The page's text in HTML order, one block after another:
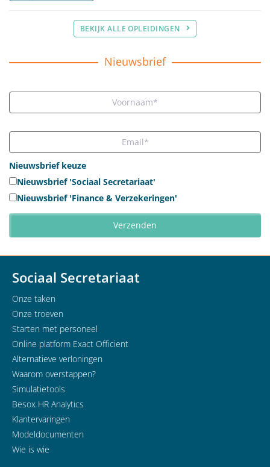
BEKIJK ALLE OPLEIDINGEN
Nieuwsbrief
Nieuwsbrief keuze
Nieuwsbrief 'Sociaal Secretariaat'
Nieuwsbrief 'Finance & Verzekeringen'
Sociaal Secretariaat
Onze taken
Onze troeven
Starten met personeel
Online platform Exact Officient
Alternatieve verloningen
Waarom overstappen?
Simulatietools
Besox HR Analytics
Klantervaringen
Modeldocumenten
Wie is wie